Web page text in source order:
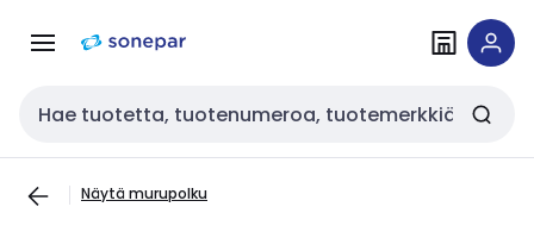
navigointiinsisältöön
Haku
Näytä murupolku